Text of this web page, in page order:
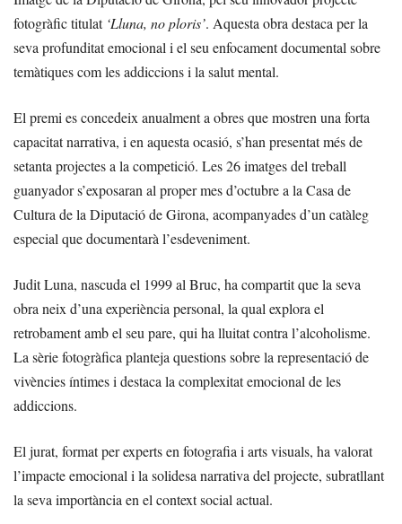
fotogràfic titulat ‘Lluna, no ploris’. Aquesta obra destaca per la
seva profunditat emocional i el seu enfocament documental sobre
temàtiques com les addiccions i la salut mental.
El premi es concedeix anualment a obres que mostren una forta
capacitat narrativa, i en aquesta ocasió, s’han presentat més de
setanta projectes a la competició. Les 26 imatges del treball
guanyador s’exposaran al proper mes d’octubre a la Casa de
Cultura de la Diputació de Girona, acompanyades d’un catàleg
especial que documentarà l’esdeveniment.
Judit Luna, nascuda el 1999 al Bruc, ha compartit que la seva
obra neix d’una experiència personal, la qual explora el
retrobament amb el seu pare, qui ha lluitat contra l’alcoholisme.
La sèrie fotogràfica planteja questions sobre la representació de
vivències íntimes i destaca la complexitat emocional de les
addiccions.
El jurat, format per experts en fotografia i arts visuals, ha valorat
l’impacte emocional i la solidesa narrativa del projecte, subratllant
la seva importància en el context social actual.